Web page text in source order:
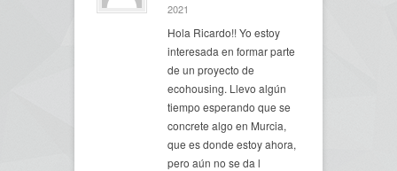
2021
Hola Ricardo!! Yo estoy
interesada en formar parte
de un proyecto de
ecohousing. Llevo algún
tiempo esperando que se
concrete algo en Murcia,
que es donde estoy ahora,
pero aún no se da l